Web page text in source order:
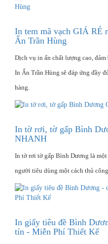
In tem mã vạch GIÁ RẺ
Ấn Trần Hùng
Dịch vụ in ấn chất lượng cao,
In Ấn Trần Hùng sẽ đáp ứng đầy
hàng.
In tờ rơi, tờ gấp Bình
NHANH
In tờ rơi tờ gấp Bình Dương là một
người tiêu dùng một cách thủ công.
In giấy tiêu đề Bình
tín - Miễn Phí Thiết Kế